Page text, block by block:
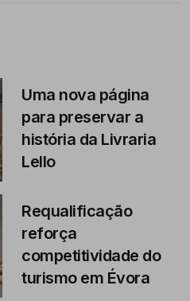
Uma nova página
para preservar a
história da Livraria
Lello
Requalificação
reforça
competitividade do
turismo em Évora